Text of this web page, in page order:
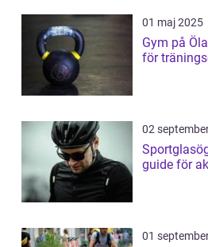
01 maj 2025
Gym på
för
02
guide för
01